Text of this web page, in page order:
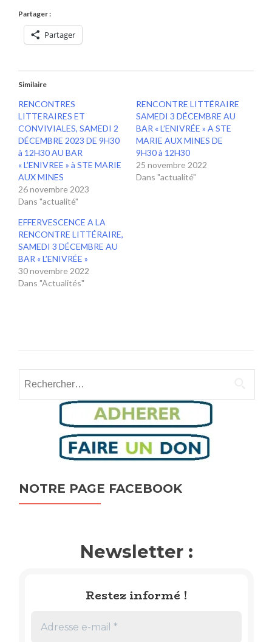
Partager :
Partager
Similaire
RENCONTRES
LITTERAIRES ET
CONVIVIALES, SAMEDI 2
DÉCEMBRE 2023 DE 9H30
à 12H30 AU BAR
« L’ENIVREE » à STE MARIE
AUX MINES
26 novembre 2023
Dans "actualité"
RENCONTRE LITTÉRAIRE
SAMEDI 3 DÉCEMBRE AU
BAR « L’ENIVRÉE » A STE
MARIE AUX MINES DE
9H30 à 12H30
25 novembre 2022
Dans "actualité"
EFFERVESCENCE A LA
RENCONTRE LITTÉRAIRE,
SAMEDI 3 DÉCEMBRE AU
BAR « L’ENIVRÉE »
30 novembre 2022
Dans "Actualités"
NOTRE PAGE FACEBOOK
Newsletter :
Restez informé !